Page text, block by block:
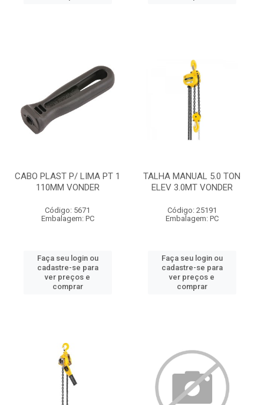
CABO PLAST P/ LIMA PT 1
110MM VONDER
Código: 5671
Embalagem: PC
Faça seu login ou
cadastre-se para
ver preços e
comprar
TALHA MANUAL 5.0 TON
ELEV 3.0MT VONDER
Código: 25191
Embalagem: PC
Faça seu login ou
cadastre-se para
ver preços e
comprar